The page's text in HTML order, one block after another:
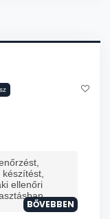
ellenőri
...
BŐVEBBEN